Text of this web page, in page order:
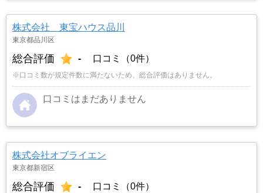
株式会社 東宝ハウス品川
東京都品川区
総合評価 - 口コミ（0件）
※口コミ数が規定件数に満たないため、総合評価はありません。
口コミはまだありません
株式会社オブライエン
東京都新宿区
総合評価 - 口コミ（0件）